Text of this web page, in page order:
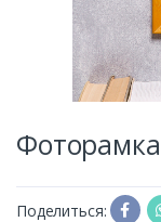
Поделиться: